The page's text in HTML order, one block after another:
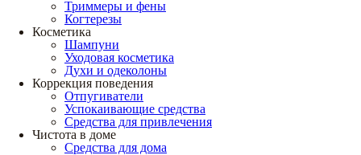
Триммеры и фены
Когтерезы
Косметика
Шампуни
Уходовая косметика
Духи и одеколоны
Коррекция поведения
Отпугиватели
Успокаивающие средства
Средства для привлечения
Чистота в доме
Средства для дома